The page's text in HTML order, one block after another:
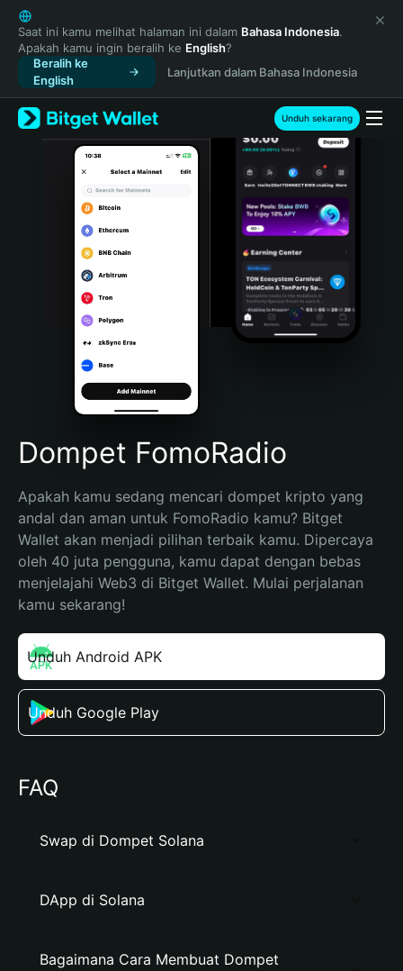
English
日本語
Tiếng Việt
Русский
Español (Latinoamérica)
Türkçe
Italiano
Português (Portugal)
Bahasa Indonesia
Português (Brasil)
Español (Argentina)
Saat ini kamu melihat halaman ini dalam Bahasa Indonesia.
Apakah kamu ingin beralih ke English?
Beralih ke
English
Lanjutkan dalam Bahasa Indonesia
Unduh sekarang
Dompet FomoRadio
Apakah kamu sedang mencari dompet kripto yang
andal dan aman untuk FomoRadio kamu? Bitget
Wallet akan menjadi pilihan terbaik kamu. Dipercaya
oleh 40 juta pengguna, kamu dapat dengan bebas
menjelajahi Web3 di Bitget Wallet. Mulai perjalanan
kamu sekarang!
Unduh Android APK
Unduh Google Play
FAQ
Swap di Dompet Solana
DApp di Solana
Bagaimana Cara Membuat Dompet